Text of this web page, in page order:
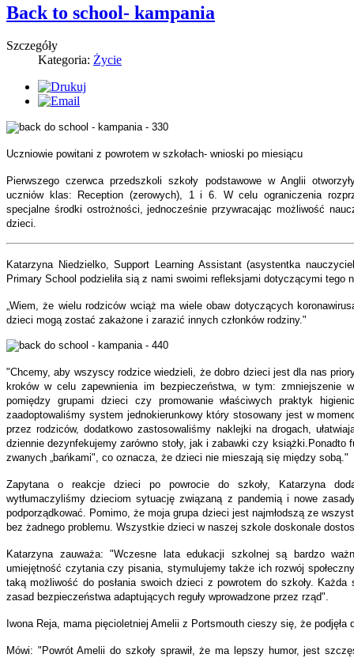
Back to school- kampania
Szczegóły
Kategoria: Życie
Uczniowie powitani z powrotem w szkołach- wnioski po miesiącu
Pierwszego czerwca przedszkoli szkoły podstawowe w Anglii
uczniów klas: Reception (zerowych), 1 i 6. W celu ograniczenia
specjalne środki ostrożności, jednocześnie przywracając możliwość
dzieci.
Katarzyna Niedzielko, Support Learning Assistant (asystentka
Primary School podzieliła sią z nami swoimi refleksjami dotyczącymi tego
„Wiem, że wielu rodziców wciąż ma wiele obaw dotyczących
dzieci mogą zostać zakażone i zarazić innych członków rodziny."
"Chcemy, aby wszyscy rodzice wiedzieli, że dobro dzieci jest dla nas
kroków w celu zapewnienia im bezpieczeństwa, w tym: zmniejszenie
pomiędzy grupami dzieci czy promowanie właściwych praktyk
zaadoptowaliśmy system jednokierunkowy który stosowany jest w
przez rodziców, dodatkowo zastosowaliśmy naklejki na drogach,
dziennie dezynfekujemy zarówno stoły, jak i zabawki czy książki.Ponadto
zwanych „bańkami", co oznacza, że dzieci nie mieszają się między sobą."
Zapytana o reakcje dzieci po powrocie do szkoły, Katarzyna
wytłumaczyliśmy dzieciom sytuację związaną z pandemią i nowe
podporządkować. Pomimo, że moja grupa dzieci jest najmłodszą ze
bez żadnego problemu. Wszystkie dzieci w naszej szkole doskonale
Katarzyna zauważa: "Wczesne lata edukacji szkolnej są bardzo
umiejętność czytania czy pisania, stymulujemy także ich rozwój
taką możliwość do posłania swoich dzieci z powrotem do szkoły.
zasad bezpieczeństwa adaptujących reguły wprowadzone przez rząd".
Iwona Reja, mama pięcioletniej Amelii z Portsmouth cieszy się, że podjęła
Mówi: "Powrót Amelii do szkoły sprawił, że ma lepszy humor, jest